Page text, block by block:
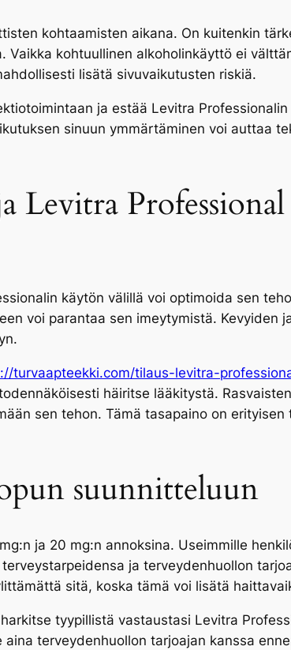
kohtaamisten aikana. On kuitenkin
Vaikka kohtuullinen alkoholinkäyttö ei
lisätä sivuvaikutusten riskiä.
ja estää Levitra
sinuun ymmärtäminen voi auttaa
Levitra
käytön välillä voi optimoida sen
voi parantaa sen imeytymistä. Kevyiden
turvaapteekki.com/tilaus-levitra-
häiritse lääkitystä.
sen tehon. Tämä tasapaino on
suunnitteluun
ja 20 mg:n annoksina. Useimmille
ja terveydenhuollon
sitä, koska tämä voi lisätä
tyypillistä vastaustasi Levitra
terveydenhuollon tarjoajan kanssa